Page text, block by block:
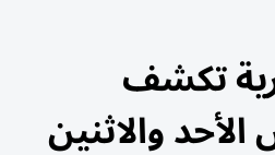
تكشف
والاثنين